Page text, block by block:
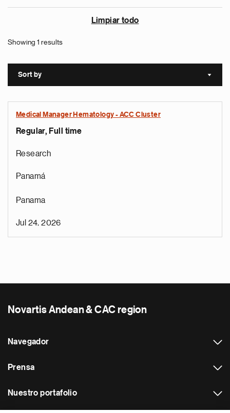
Limpiar todo
Showing 1 results
Sort by Sort
Medical Manager Hematology - ACC Cluster
Regular, Full time
Research
Panamá
Panama
Jul 24, 2026
Novartis Andean & CAC region
Navegador
Prensa
Nuestro portafolio